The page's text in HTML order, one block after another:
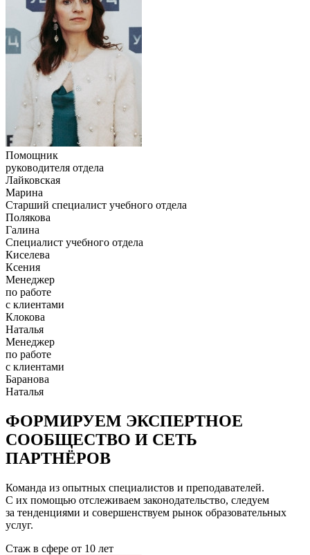
Помощник
руководителя отдела
Лайковская
Марина
Старший специалист учебного отдела
Полякова
Галина
Специалист учебного отдела
Киселева
Ксения
Менеджер
по работе
с клиентами
Клокова
Наталья
Менеджер
по работе
с клиентами
Баранова
Наталья
ФОРМИРУЕМ ЭКСПЕРТНОЕ
СООБЩЕСТВО И СЕТЬ
ПАРТНЁРОВ
Команда из опытных специалистов и преподавателей.
С их помощью отслеживаем законодательство, следуем
за тенденциями и совершенствуем рынок образовательных
услуг.
Стаж в сфере от 10 лет